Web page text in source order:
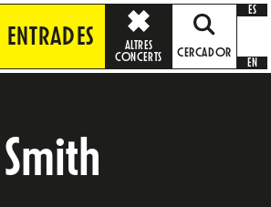
ENTRADES
ALTRES
CONCERTS
CERCADOR
ES
EN